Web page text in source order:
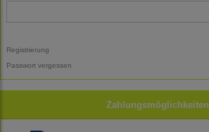
Registrierung
Passwort vergessen
Zahlungsmöglichkeiten